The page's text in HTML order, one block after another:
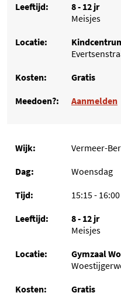
8 - 12 jr
Meisjes
Gratis
Aanmelden
Vermeer-
Woensdag
15:15 - 16:00
8 - 12 jr
Meisjes
Gymzaal
Gratis